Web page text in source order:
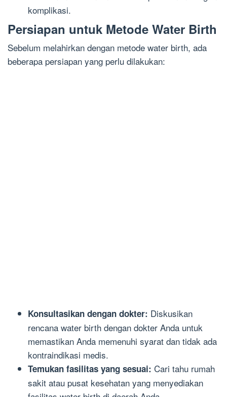
komplikasi.
Persiapan untuk Metode Water Birth
Sebelum melahirkan dengan metode water birth, ada
beberapa persiapan yang perlu dilakukan:
Konsultasikan dengan dokter: Diskusikan
rencana water birth dengan dokter Anda untuk
memastikan Anda memenuhi syarat dan tidak ada
kontraindikasi medis.
Temukan fasilitas yang sesuai: Cari tahu rumah
sakit atau pusat kesehatan yang menyediakan